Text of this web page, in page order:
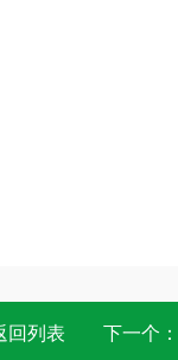
回列表 下一个：